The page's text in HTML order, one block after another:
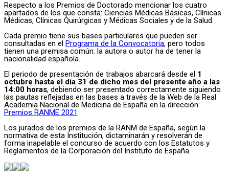
Respecto a los Premios de Doctorado mencionar los cuatro
apartados de los que consta: Ciencias Médicas Básicas, Clínicas
Médicas, Clínicas Quirúrgicas y Médicas Sociales y de la Salud.
Cada premio tiene sus bases particulares que pueden ser
consultadas en el Programa de la Convocatoria, pero todos
tienen una premisa común: la autora o autor ha de tener la
nacionalidad española.
El periodo de presentación de trabajos abarcará desde el 1
octubre hasta el día 31 de dicho mes del presente año a las
14:00 horas, debiendo ser presentado correctamente siguiendo
las pautas reflejadas en las bases a través de la Web de la Real
Academia Nacional de Medicina de España en la dirección:
Premios RANME 2021
Los jurados de los premios de la RANM de España, según la
normativa de esta Institución, dictaminarán y resolverán de
forma inapelable el concurso de acuerdo con los Estatutos y
Reglamentos de la Corporación del Instituto de España.